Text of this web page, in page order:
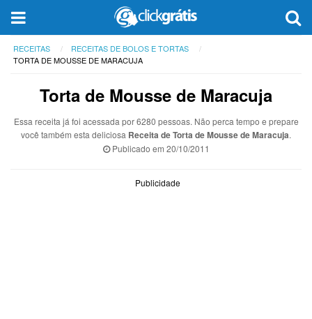
RECEITAS
RECEITAS DE BOLOS E TORTAS
TORTA DE MOUSSE DE MARACUJA
Torta de Mousse de Maracuja
Essa receita já foi acessada por 6280 pessoas. Não perca tempo e prepare
você também esta deliciosa Receita de Torta de Mousse de Maracuja.
Publicado em 20/10/2011
Publicidade